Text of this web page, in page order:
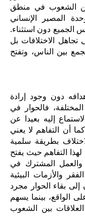
الشعوب في منطق
المصير الإنساني
الجميع دون استثناء.
الاختلافات بل
بين الناس، وتفتح
دون وجود إرادة
فالحوار في
إليه بعيدا عن
أن التفاهم لا يعني
بطريقة سلمية
التفاهم حيث يفتح
والعمل المشترك في
والأزمات البيئية
بقاء الحوار مجرد
الواقع، بينما يسهم
بين الشعوب